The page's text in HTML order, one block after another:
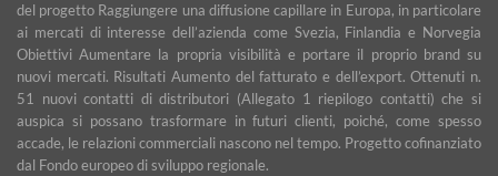
del progetto Raggiungere una diffusione capillare in Europa, in particolare
ai mercati di interesse dell’azienda come Svezia, Finlandia e Norvegia
Obiettivi Aumentare la propria visibilità e portare il proprio brand su
nuovi mercati. Risultati Aumento del fatturato e dell’export. Ottenuti n.
51 nuovi contatti di distributori (Allegato 1 riepilogo contatti) che si
auspica si possano trasformare in futuri clienti, poiché, come spesso
accade, le relazioni commerciali nascono nel tempo. Progetto cofinanziato
dal Fondo europeo di sviluppo regionale.